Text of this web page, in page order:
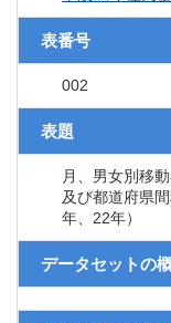
表番号
002
表題
月、男女別移
及び都道府県
年、22年）
データセットの